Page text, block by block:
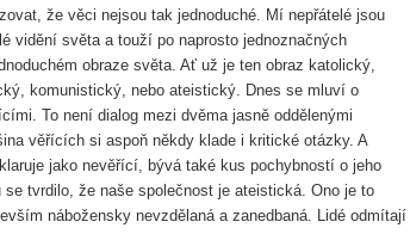
že věci nejsou tak jednoduché. Mí nepřátelé jsou
vidění světa a touží po naprosto jednoznačných
obraze světa. Ať už je ten obraz katolický,
komunistický, nebo ateistický. Dnes se mluví o
To není dialog mezi dvěma jasně oddělenými
věřících si aspoň někdy klade i kritické otázky. A
jako nevěřící, bývá také kus pochybností o jeho
tvrdilo, že naše společnost je ateistická. Ono je to
nábožensky nevzdělaná a zanedbaná. Lidé odmítají